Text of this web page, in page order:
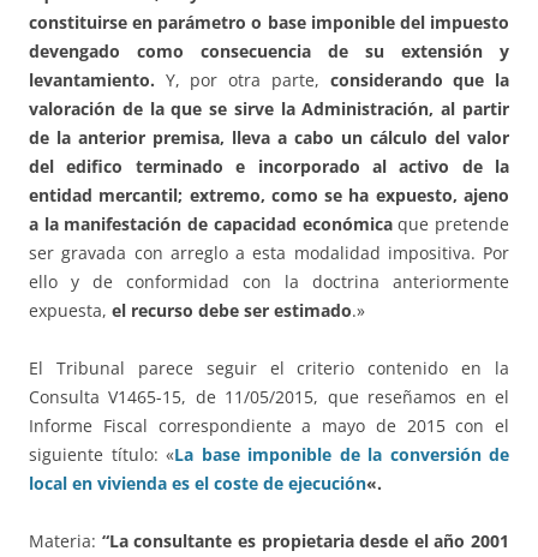
constituirse en parámetro o base imponible del impuesto
devengado como consecuencia de su extensión y
levantamiento. Y, por otra parte, considerando que la
valoración de la que se sirve la Administración, al partir
de la anterior premisa, lleva a cabo un cálculo del valor
del edifico terminado e incorporado al activo de la
entidad mercantil; extremo, como se ha expuesto, ajeno
a la manifestación de capacidad económicaque pretende
ser gravada con arreglo a esta modalidad impositiva. Por
ello y de conformidad con la doctrina anteriormente
expuesta, el recurso debe ser estimado.»
El Tribunal parece seguir el criterio contenido en la
Consulta V1465-15, de 11/05/2015, que reseñamos en el
Informe Fiscal correspondiente a mayo de 2015 con el
siguiente título: «La base imponible de la conversión de
local en vivienda es el coste de ejecución«.
Materia: “La consultante es propietaria desde el año 2001